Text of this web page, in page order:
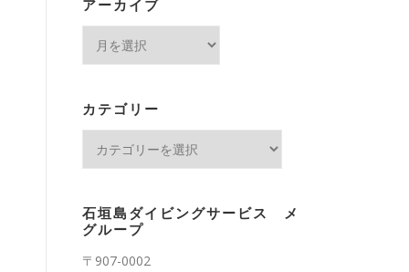
アーカイブ
ブ
カテゴリー
ー
石垣島ダイビングサービス メ
グループ
〒907-0002